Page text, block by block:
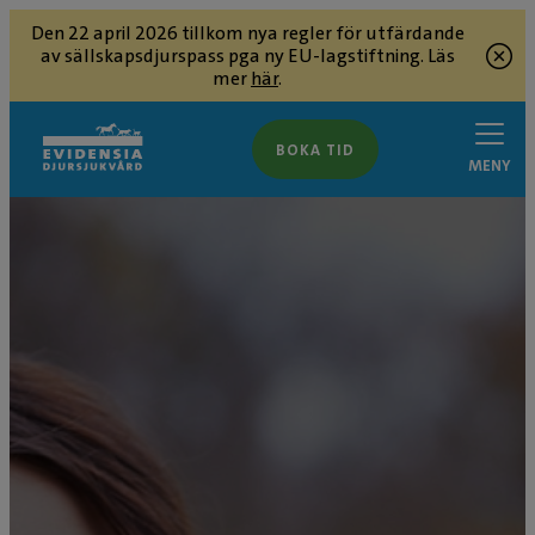
Den 22 april 2026 tillkom nya regler för utfärdande
av sällskapsdjurspass pga ny EU-lagstiftning. Läs
merhär.
BOKA TID
MENY